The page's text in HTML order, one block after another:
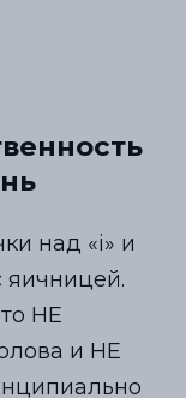
над «i» и
яичницей.
НЕ
и НЕ